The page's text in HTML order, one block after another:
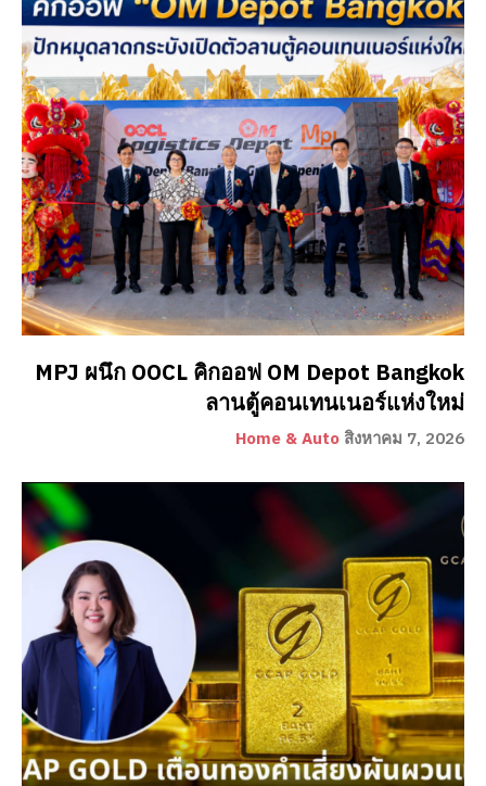
MPJ ผนึก OOCL คิกออฟ OM Depot Bangkok
ลานตู้คอนเทนเนอร์แห่งใหม่
Home & Auto สิงหาคม 7, 2026